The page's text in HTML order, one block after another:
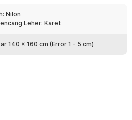
dari Biutte.co. Ukurannya cukup lebar
keseluruhan. Agar tidak ada celah yang
penggunaan spray rambut. Tak
Nilon
Leher: Karet
140 x 160 cm (Error 1 - 5 cm)